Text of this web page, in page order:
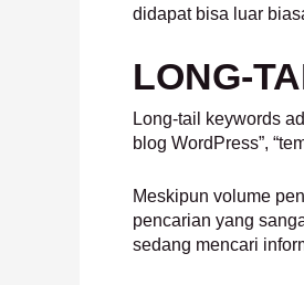
didapat bisa luar
LONG-
Long-tail keywords
blog WordPress”,
Meskipun volume
pencarian yang
sedang mencari